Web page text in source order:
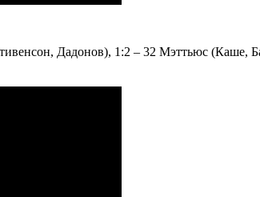
Дадонов), 1:2 – 32 Мэттьюс